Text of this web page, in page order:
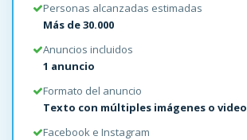
Personas alcanzadas estimadas
Más de 30.000
Anuncios incluidos
1 anuncio
Formato del anuncio
Texto con múltiples imágenes o video
Facebook e Instagram